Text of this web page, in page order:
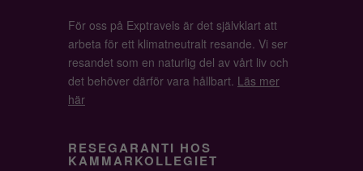
För oss på Exptravels är det självklart att
arbeta för ett klimatneutralt resande. Vi ser
resandet som en naturlig del av vårt liv och
det behöver därför vara hållbart. Läs mer
här
RESEGARANTI HOS
KAMMARKOLLEGIET